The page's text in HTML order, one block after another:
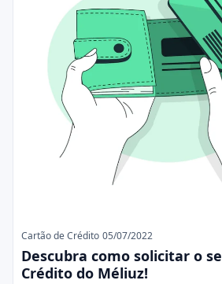
Cartão de Crédito 05/07/2022
Descubra como solicitar o
Crédito do Méliuz!